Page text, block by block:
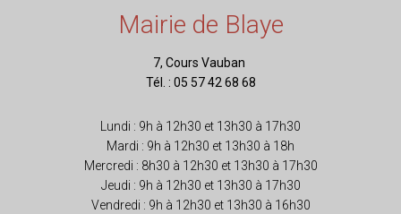
Mairie de Blaye
7, Cours Vauban
Tél. : 05 57 42 68 68
Lundi : 9h à 12h30 et 13h30 à 17h30
Mardi : 9h à 12h30 et 13h30 à 18h
Mercredi : 8h30 à 12h30 et 13h30 à 17h30
Jeudi : 9h à 12h30 et 13h30 à 17h30
Vendredi : 9h à 12h30 et 13h30 à 16h30